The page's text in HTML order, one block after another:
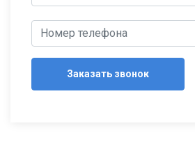
Заказать звонок